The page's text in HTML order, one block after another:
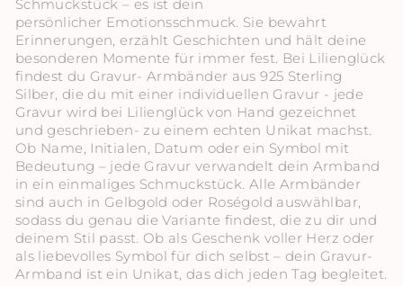
Schmuckstück – es ist dein
persönlicher Emotionsschmuck. Sie bewahrt
Erinnerungen, erzählt Geschichten und hält deine
besonderen Momente für immer fest.
Bei Lilienglück
findest du Gravur- Armbänder aus 925 Sterling
Silber, die du mit einer individuellen Gravur - jede
Gravur wird bei Lilienglück von Hand gezeichnet
und geschrieben- zu einem echten Unikat machst.
Ob Name, Initialen, Datum oder ein Symbol mit
Bedeutung – jede Gravur verwandelt dein Armband
in ein einmaliges Schmuckstück. Alle Armbänder
sind auch in Gelbgold oder Roségold auswählbar,
sodass du genau die Variante findest, die zu dir und
deinem Stil passt. Ob als Geschenk voller Herz oder
als liebevolles Symbol für dich selbst – dein Gravur-
Armband ist ein Unikat, das dich jeden Tag begleitet.